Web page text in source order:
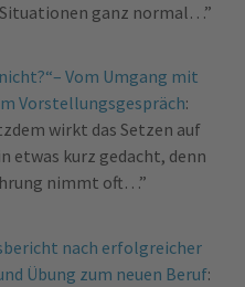
ganz normal… ”
Vom Umgang mit
Vorstellungsgespräch:
wirkt das Setzen auf
etwas kurz gedacht, denn
nimmt oft… ”
nach erfolgreicher
Übung zum neuen Beruf: